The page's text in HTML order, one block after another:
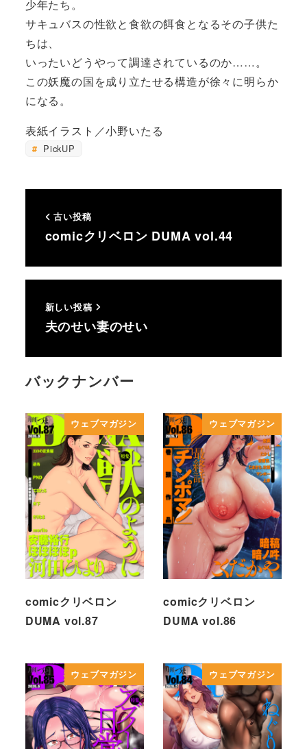
少年たち。
サキュバスの性欲と食欲の餌食となるその子供た
ちは、
いったいどうやって調達されているのか……。
この妖魔の国を成り立たせる構造が徐々に明らか
になる。
表紙イラスト／小野いたる
PickUP
古い投稿
comicクリベロン DUMA vol.44
新しい投稿
夫のせい妻のせい
バックナンバー
ウェブマガジン
comicクリベロン
DUMA vol.87
ウェブマガジン
comicクリベロン
DUMA vol.86
ウェブマガジン ウェブマガジン